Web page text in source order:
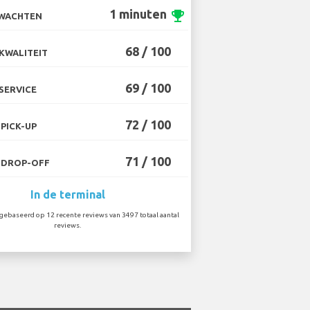
1 minuten emoji_events
68 / 100
69 / 100
UP 72 / 100
OFF 71 / 100
In de terminal
op 12 recente reviews van 3497 totaal aantal
reviews.